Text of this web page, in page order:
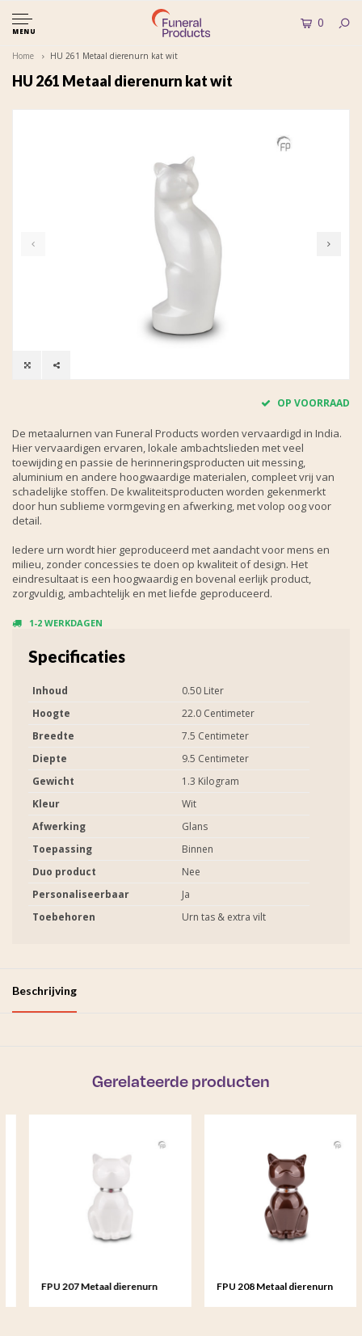
MENU
0
Home HU 261 Metaal dierenurn kat wit
HU 261 Metaal dierenurn kat wit
OP VOORRAAD
De metaalurnen van Funeral Products worden vervaardigd in India.
Hier vervaardigen ervaren, lokale ambachtslieden met veel
toewijding en passie de herinneringsproducten uit messing,
aluminium en andere hoogwaardige materialen, compleet vrij van
schadelijke stoffen. De kwaliteitsproducten worden gekenmerkt
door hun sublieme vormgeving en afwerking, met volop oog voor
detail.
Iedere urn wordt hier geproduceerd met aandacht voor mens en
milieu, zonder concessies te doen op kwaliteit of design. Het
eindresultaat is een hoogwaardig en bovenal eerlijk product,
zorgvuldig, ambachtelijk en met liefde geproduceerd.
1-2 WERKDAGEN
Specificaties
Inhoud
0.50 Liter
Hoogte
22.0 Centimeter
Breedte
7.5 Centimeter
Diepte
9.5 Centimeter
Gewicht
1.3 Kilogram
Kleur
Wit
Afwerking
Glans
Toepassing
Binnen
Duo product
Nee
Personaliseerbaar
Ja
Toebehoren
Urn tas & extra vilt
Beschrijving
Gerelateerde producten
FPU 207 Metaal dierenurn
FPU 208 Metaal dierenurn